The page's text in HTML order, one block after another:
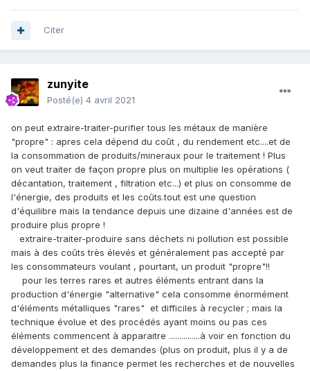
Citer
zunyite
Posté(e) 4 avril 2021
on peut extraire-traiter-purifier tous les métaux de manière
"propre" : apres cela dépend du coût , du rendement etc....et de
la consommation de produits/mineraux pour le traitement ! Plus
on veut traiter de façon propre plus on multiplie les opérations (
décantation, traitement , filtration etc...) et plus on consomme de
l'énergie, des produits et les coûts.tout est une question
d'équilibre mais la tendance depuis une dizaine d'années est de
produire plus propre !
extraire-traiter-produire sans déchets ni pollution est possible
mais à des coûts très élevés et généralement pas accepté par
les consommateurs voulant , pourtant, un produit "propre"!!
pour les terres rares et autres éléments entrant dans la
production d'énergie "alternative" cela consomme énormément
d'éléments métalliques "rares" et difficiles à recycler ; mais la
technique évolue et des procédés ayant moins ou pas ces
éléments commencent à apparaitre ...............à voir en fonction du
développement et des demandes (plus on produit, plus il y a de
demandes plus la finance permet les recherches et de nouvelles